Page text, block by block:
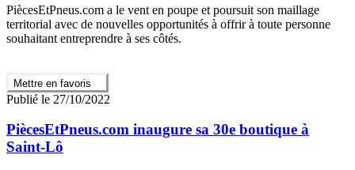
PiècesEtPneus.com a le vent en poupe et poursuit son maillage
territorial avec de nouvelles opportunités à offrir à toute personne
souhaitant entreprendre à ses côtés.
Mettre en favoris
Publié le 27/10/2022
PiècesEtPneus.com inaugure sa 30e boutique à
Saint-Lô